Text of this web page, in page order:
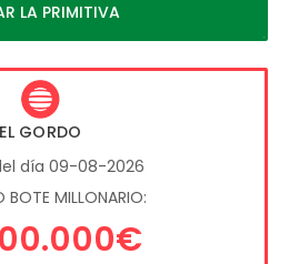
LA PRIMITIVA
EL GORDO
día 09-08-2026
BOTE MILLONARIO: